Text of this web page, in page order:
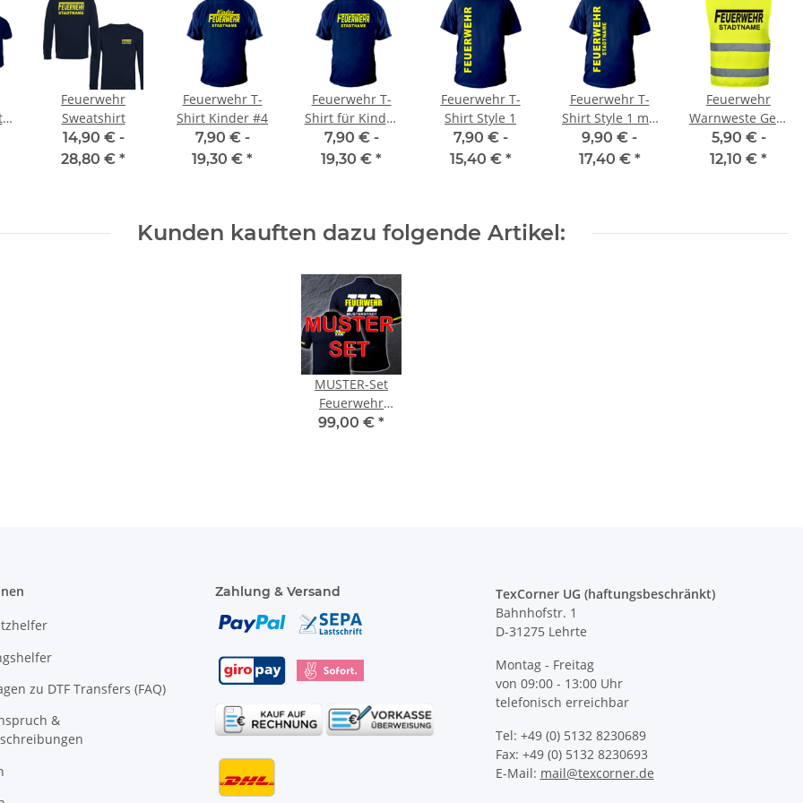
Feuerwehr
Sweatshirt
14,90 € -
28,80 € *
Feuerwehr T-
Shirt Kinder #4
7,90 € -
19,30 € *
Feuerwehr T-
Shirt für Kinder
#3
7,90 € -
19,30 € *
Feuerwehr T-
Shirt Style 1
7,90 € -
15,40 € *
Feuerwehr T-
Shirt Style 1 mit
Stadtnamen
9,90 € -
17,40 € *
Feuerwehr
Warnweste Gelb
in 10 Größen
mit Stadtnamen
5,90 € -
12,10 € *
Kunden kauften dazu folgende Artikel:
MUSTER-Set
Feuerwehr
Poloshirt
99,00 € *
zu DTF Transfers (FAQ)
&
Zahlung & Versand
TexCorner UG (haftungsbeschränkt)
Bahnhofstr. 1
D-31275 Lehrte
Montag - Freitag
von 09:00 - 13:00 Uhr
telefonisch erreichbar
Tel: +49 (0) 5132 8230689
Fax: +49 (0) 5132 8230693
E-Mail: mail@texcorner.de